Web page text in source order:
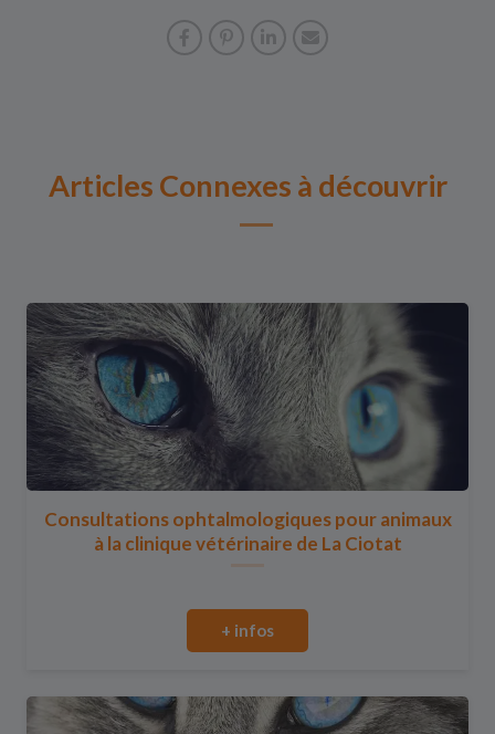
Articles Connexes à découvrir
Consultations ophtalmologiques pour animaux
à la clinique vétérinaire de La Ciotat
+ infos